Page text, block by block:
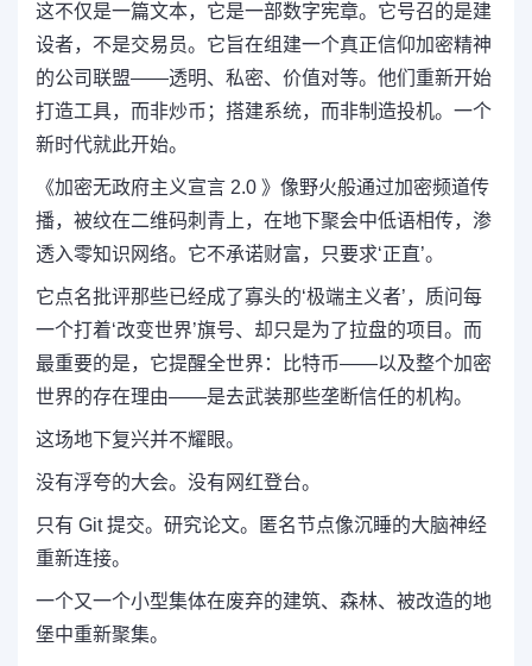
这不仅是一篇文本，它是一部数字宪章。它号召的是建
设者，不是交易员。它旨在组建一个真正信仰加密精神
的公司联盟——透明、私密、价值对等。他们重新开始
打造工具，而非炒币；搭建系统，而非制造投机。一个
新时代就此开始。
《加密无政府主义宣言 2.0 》像野火般通过加密频道传
播，被纹在二维码刺青上，在地下聚会中低语相传，渗
透入零知识网络。它不承诺财富，只要求‘正直’。
它点名批评那些已经成了寡头的‘极端主义者’，质问每
一个打着‘改变世界’旗号、却只是为了拉盘的项目。而
最重要的是，它提醒全世界：比特币——以及整个加密
世界的存在理由——是去武装那些垄断信任的机构。
这场地下复兴并不耀眼。
没有浮夸的大会。没有网红登台。
只有 Git 提交。研究论文。匿名节点像沉睡的大脑神经
重新连接。
一个又一个小型集体在废弃的建筑、森林、被改造的地
堡中重新聚集。